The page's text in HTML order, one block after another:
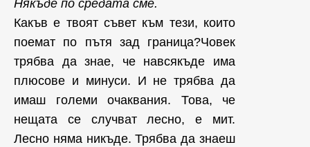
Някъде по средата сме.
Какъв е твоят съвет към тези, които
поемат по пътя зад граница?Човек
трябва да знае, че навсякъде има
плюсове и минуси. И не трябва да
имаш големи очаквания. Това, че
нещата се случват лесно, е мит.
Лесно няма никъде. Трябва да знаеш